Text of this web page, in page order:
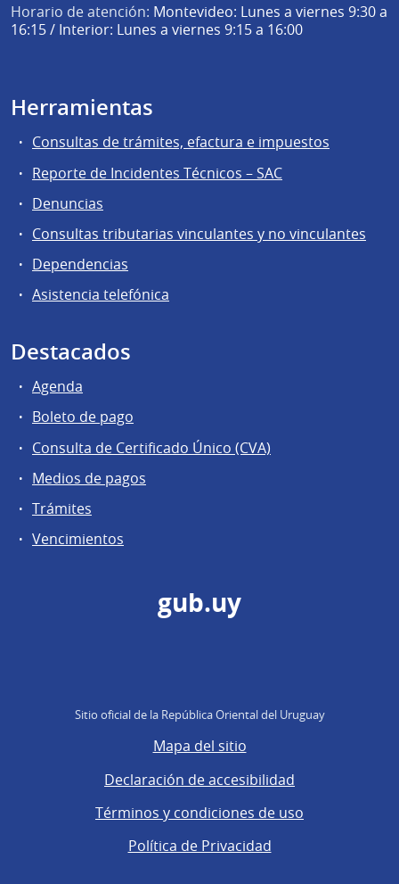
Horario de atención: Montevideo: Lunes a viernes 9:30 a
16:15 / Interior: Lunes a viernes 9:15 a 16:00
Herramientas
Consultas de trámites, efactura e impuestos
Reporte de Incidentes Técnicos – SAC
Denuncias
Consultas tributarias vinculantes y no vinculantes
Dependencias
Asistencia telefónica
Destacados
Agenda
Boleto de pago
Consulta de Certificado Único (CVA)
Medios de pagos
Trámites
Vencimientos
gub.uy
Sitio oficial de la República Oriental del Uruguay
Mapa del sitio
Declaración de accesibilidad
Términos y condiciones de uso
Política de Privacidad